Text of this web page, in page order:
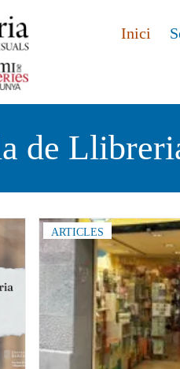
Inici
de
ARTICLES